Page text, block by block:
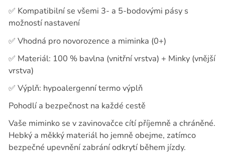
✅ Kompatibilní se všemi 3- a 5-bodovými pásy s
možností nastavení
✅ Vhodná pro novorozence a miminka (0+)
✅ Materiál: 100 % bavlna (vnitřní vrstva) + Minky (vnější
vrstva)
✅ Výplň: hypoalergenní termo výplň
Pohodlí a bezpečnost na každé cestě
Vaše miminko se v zavinovačce cítí příjemně a chráněné.
Hebký a měkký materiál ho jemně obejme, zatímco
bezpečné upevnění zabrání odkrytí během jízdy.